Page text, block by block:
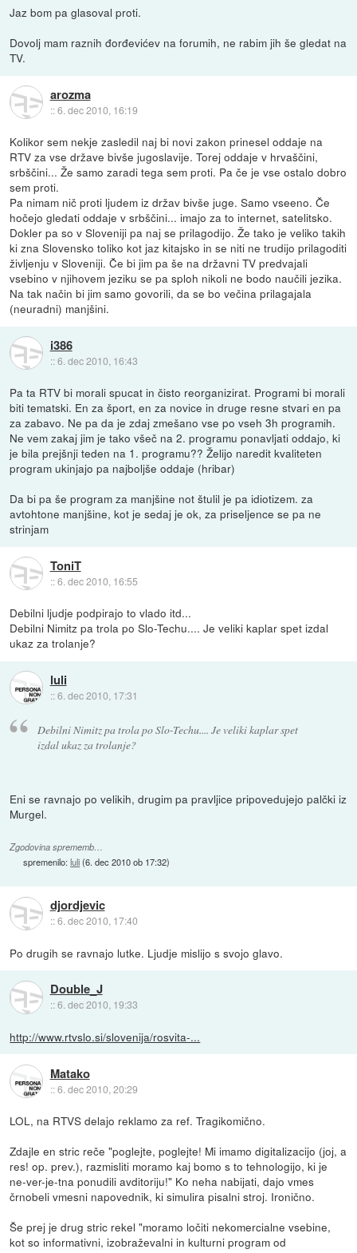
Jaz bom pa glasoval proti.
Dovolj mam raznih đorđevićev na forumih, ne rabim jih še gledat na
TV.
arozma
::6. dec 2010, 16:19
Kolikor sem nekje zasledil naj bi novi zakon prinesel oddaje na
RTV za vse države bivše jugoslavije. Torej oddaje v hrvaščini,
srbščini... Že samo zaradi tega sem proti. Pa če je vse ostalo dobro
sem proti.
Pa nimam nič proti ljudem iz držav bivše juge. Samo vseeno. Če
hočejo gledati oddaje v srbščini... imajo za to internet, satelitsko.
Dokler pa so v Sloveniji pa naj se prilagodijo. Že tako je veliko takih
ki zna Slovensko toliko kot jaz kitajsko in se niti ne trudijo prilagoditi
življenju v Sloveniji. Če bi jim pa še na državni TV predvajali
vsebino v njihovem jeziku se pa sploh nikoli ne bodo naučili jezika.
Na tak način bi jim samo govorili, da se bo večina prilagajala
(neuradni) manjšini.
i386
::6. dec 2010, 16:43
Pa ta RTV bi morali spucat in čisto reorganizirat. Programi bi morali
biti tematski. En za šport, en za novice in druge resne stvari en pa
za zabavo. Ne pa da je zdaj zmešano vse po vseh 3h programih.
Ne vem zakaj jim je tako všeč na 2. programu ponavljati oddajo, ki
je bila prejšnji teden na 1. programu?? Želijo naredit kvaliteten
program ukinjajo pa najboljše oddaje (hribar)
Da bi pa še program za manjšine not štulil je pa idiotizem. za
avtohtone manjšine, kot je sedaj je ok, za priseljence se pa ne
strinjam
ToniT
::6. dec 2010, 16:55
Debilni ljudje podpirajo to vlado itd...
Debilni Nimitz pa trola po Slo-Techu.... Je veliki kaplar spet izdal
ukaz za trolanje?
luli
::6. dec 2010, 17:31
Debilni Nimitz pa trola po Slo-Techu.... Je veliki kaplar spet
izdal ukaz za trolanje?
Eni se ravnajo po velikih, drugim pa pravljice pripovedujejo palčki iz
Murgel.
Zgodovina sprememb…
spremenilo:luli(6. dec 2010 ob 17:32)
djordjevic
::6. dec 2010, 17:40
Po drugih se ravnajo lutke. Ljudje mislijo s svojo glavo.
Double_J
::6. dec 2010, 19:33
http://www.rtvslo.si/slovenija/rosvita-...
Matako
::6. dec 2010, 20:29
LOL, na RTVS delajo reklamo za ref. Tragikomično.
Zdajle en stric reče "poglejte, poglejte! Mi imamo digitalizacijo (joj, a
res! op. prev.), razmisliti moramo kaj bomo s to tehnologijo, ki je
ne-ver-je-tna ponudili avditoriju!" Ko neha nabijati, dajo vmes
črnobeli vmesni napovednik, ki simulira pisalni stroj. Ironično.
Še prej je drug stric rekel "moramo ločiti nekomercialne vsebine,
kot so informativni, izobraževalni in kulturni program od